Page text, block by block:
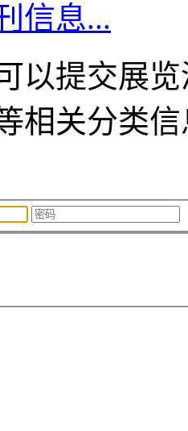
信息...
以提交展
相关分类